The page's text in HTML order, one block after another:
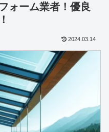
ォーム業者！優良
2024.03.14